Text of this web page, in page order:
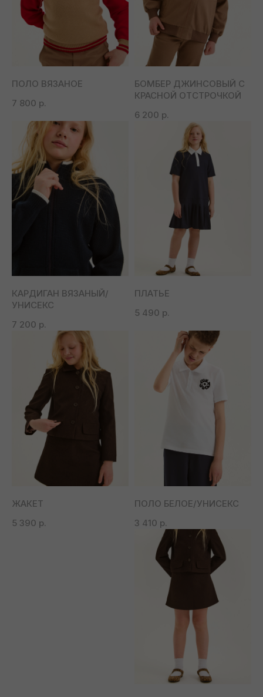
ПОЛО ВЯЗАНОЕ
7 800 р.
БОМБЕР ДЖИНСОВЫЙ С
КРАСНОЙ ОТСТРОЧКОЙ
6 200 р.
КАРДИГАН ВЯЗАНЫЙ/
УНИСЕКС
7 200 р.
ПЛАТЬЕ
5 490 р.
ЖАКЕТ
5 390 р.
ПОЛО БЕЛОЕ/УНИСЕКС
3 410 р.